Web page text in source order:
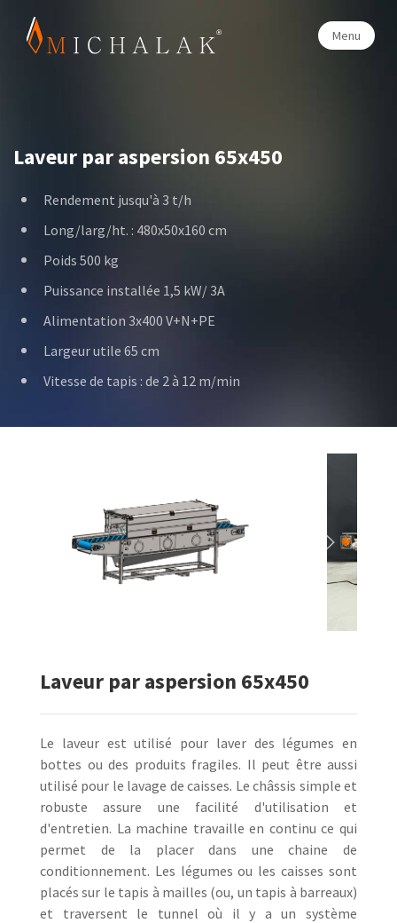
Menu
Laveur par aspersion 65x450
Rendement jusqu'à 3 t/h
Long/larg/ht. : 480x50x160 cm
Poids 500 kg
Puissance installée 1,5 kW/ 3A
Alimentation 3x400 V+N+PE
Largeur utile 65 cm
Vitesse de tapis : de 2 à 12 m/min
Laveur par aspersion 65x450
Le laveur est utilisé pour laver des légumes en
bottes ou des produits fragiles. Il peut être aussi
utilisé pour le lavage de caisses. Le châssis simple et
robuste assure une facilité d'utilisation et
d'entretien. La machine travaille en continu ce qui
permet de la placer dans une chaine de
conditionnement. Les légumes ou les caisses sont
placés sur le tapis à mailles (ou, un tapis à barreaux)
et traversent le tunnel où il y a un système